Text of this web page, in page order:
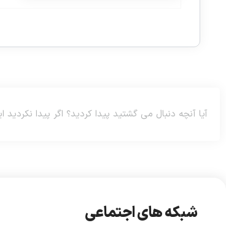
شبکه های اجتماعی